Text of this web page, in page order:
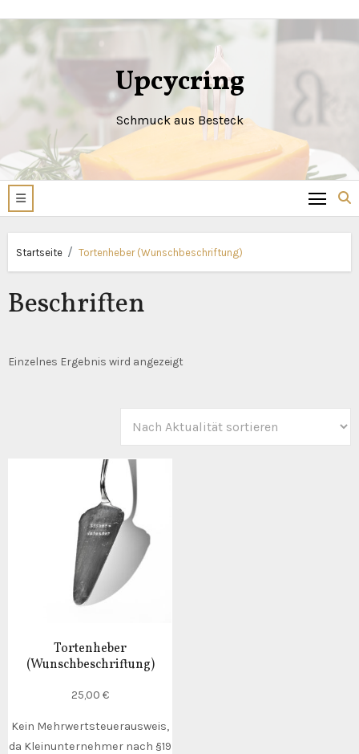
Inhalt
springen
Upcycring
Schmuck aus Besteck
Startseite Tortenheber (Wunschbeschriftung)
Beschriften
Einzelnes Ergebnis wird angezeigt
Tortenheber
(Wunschbeschriftung)
25,00€
Kein Mehrwertsteuerausweis,
da Kleinunternehmer nach §19